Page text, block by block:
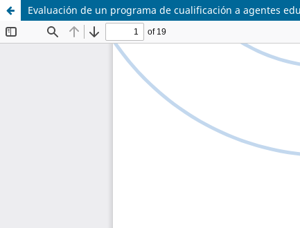
Evaluación de un programa de cualificación a agentes